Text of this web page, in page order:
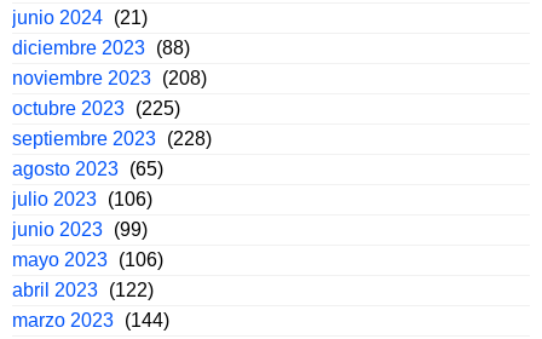
junio 2024 (21)
diciembre 2023 (88)
noviembre 2023 (208)
octubre 2023 (225)
septiembre 2023 (228)
agosto 2023 (65)
julio 2023 (106)
junio 2023 (99)
mayo 2023 (106)
abril 2023 (122)
marzo 2023 (144)